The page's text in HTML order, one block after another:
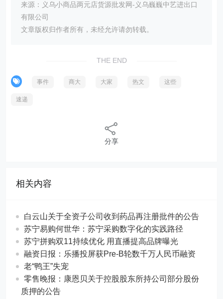
来源：义乌小商品两元店货源批发网-义乌巍巍中艺进出口
有限公司
文章版权归作者所有，未经允许请勿转载。
THE END
事件 商大 大家 热文 这些
速递
分享
相关内容
白云山关于全资子公司收到药品再注册批件的公告
苏宁易购何世华：苏宁采购数字化的实践路径
苏宁拼购双11持续优化 用直播提高品牌曝光
融资日报：乐播投屏获Pre-B轮数千万人民币融资
老“鸭王”失宠
零售晚报：康恩贝关于控股股东所持公司部分股份
质押的公告